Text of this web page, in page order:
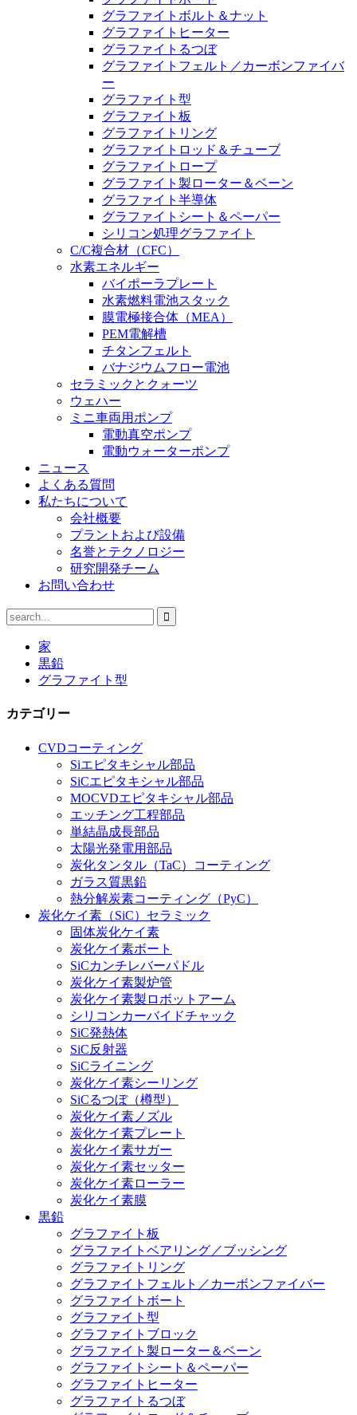
グラファイトボルト＆ナット
グラファイトヒーター
グラファイトるつぼ
グラファイトフェルト／カーボンファイバ
ー
グラファイト型
グラファイト板
グラファイトリング
グラファイトロッド＆チューブ
グラファイトロープ
グラファイト製ローター＆ベーン
グラファイト半導体
グラファイトシート＆ペーパー
シリコン処理グラファイト
C/C複合材（CFC）
水素エネルギー
バイポーラプレート
水素燃料電池スタック
膜電極接合体（MEA）
PEM電解槽
チタンフェルト
バナジウムフロー電池
セラミックとクォーツ
ウェハー
ミニ車両用ポンプ
電動真空ポンプ
電動ウォーターポンプ
ニュース
よくある質問
私たちについて
会社概要
プラントおよび設備
名誉とテクノロジー
研究開発チーム
お問い合わせ
家
黒鉛
グラファイト型
カテゴリー
CVDコーティング
Siエピタキシャル部品
SiCエピタキシャル部品
MOCVDエピタキシャル部品
エッチング工程部品
単結晶成長部品
太陽光発電用部品
炭化タンタル（TaC）コーティング
ガラス質黒鉛
熱分解炭素コーティング（PyC）
炭化ケイ素（SiC）セラミック
固体炭化ケイ素
炭化ケイ素ボート
SiCカンチレバーパドル
炭化ケイ素製炉管
炭化ケイ素製ロボットアーム
シリコンカーバイドチャック
SiC発熱体
SiC反射器
SiCライニング
炭化ケイ素シーリング
SiCるつぼ（樽型）
炭化ケイ素ノズル
炭化ケイ素プレート
炭化ケイ素サガー
炭化ケイ素セッター
炭化ケイ素ローラー
炭化ケイ素膜
黒鉛
グラファイト板
グラファイトベアリング／ブッシング
グラファイトリング
グラファイトフェルト／カーボンファイバー
グラファイトボート
グラファイト型
グラファイトブロック
グラファイト製ローター＆ベーン
グラファイトシート＆ペーパー
グラファイトヒーター
グラファイトるつぼ